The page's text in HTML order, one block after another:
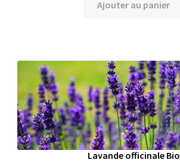
Ajouter au panier
Lavande officinale Bio